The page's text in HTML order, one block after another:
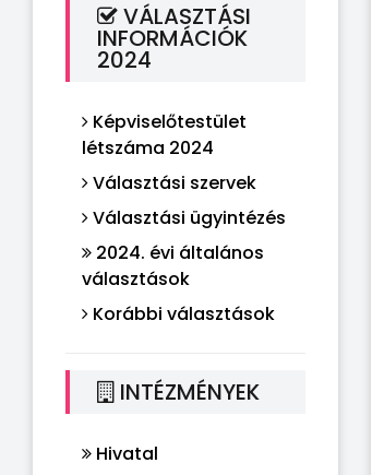
VÁLASZTÁSI
INFORMÁCIÓK
2024
Képviselőtestület
létszáma 2024
Választási szervek
Választási ügyintézés
2024. évi általános
választások
Korábbi választások
INTÉZMÉNYEK
Hivatal